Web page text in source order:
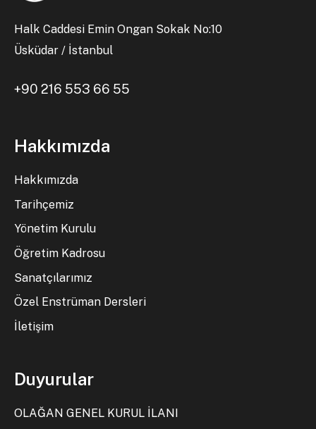
Halk Caddesi Emin Ongan Sokak No:10
Üsküdar / İstanbul
+90 216 553 66 55
Hakkımızda
Hakkımızda
Tarihçemiz
Yönetim Kurulu
Öğretim Kadrosu
Sanatçılarımız
Özel Enstrüman Dersleri
İletişim
Duyurular
OLAĞAN GENEL KURUL İLANI